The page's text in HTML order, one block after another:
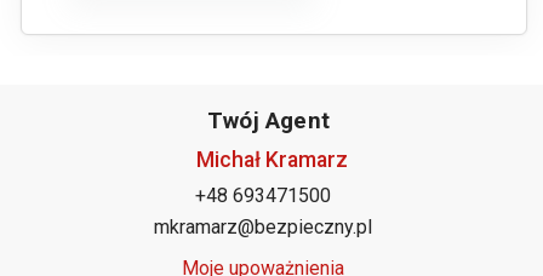
Twój Agent
Michał Kramarz
+48 693471500
mkramarz@bezpieczny.pl
Moje upoważnienia